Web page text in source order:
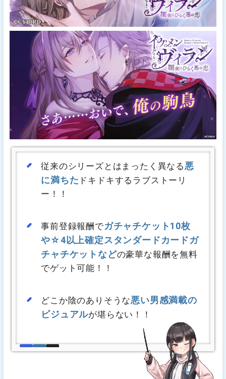
従来のシリーズとはまったく異なる 悪
に満ちた ドキドキするラブストーリ
ー！！
事前登録報酬でガチャチケット10枚
や☆4以上確定スタンダードカードガ
チャチケットなどの豪華な報酬を無料
でゲット可能！！
どこか陰のありそうな悪い男感満載の
ビジュアルが堪らない！！